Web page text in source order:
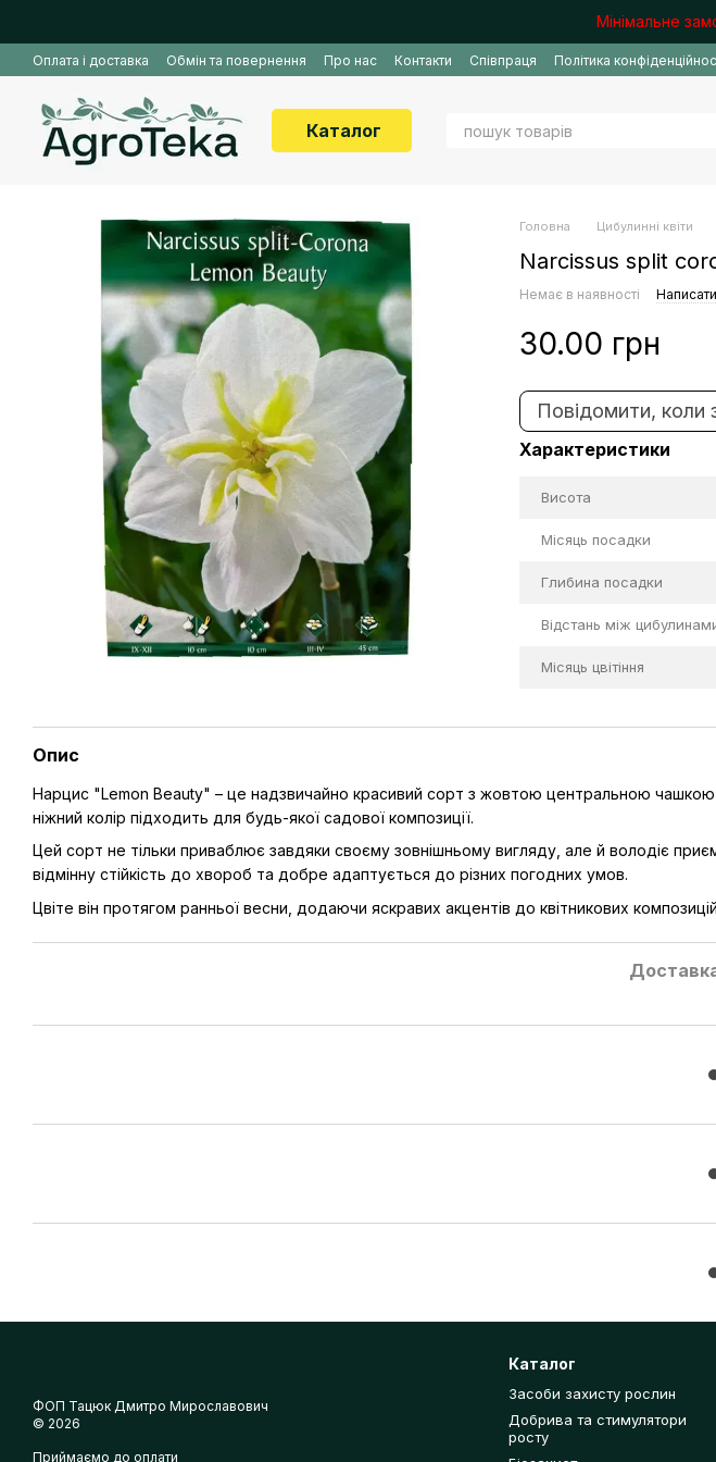
Мінімальне
Оплата і доставка Обмін та повернення Про нас Контакти Співпраця Політика
Каталог
Головна Цибулинні квіти
Narcissus split
Немає в наявності
30.00 грн
Повідомити, коли
Характеристики
Висота
Місяць посадки
Глибина посадки
Відстань між
Місяць цвітіння
Опис
Нарцис "Lemon Beauty" – це надзвичайно красивий сорт з жовтою центральною
ніжний колір підходить для будь-якої садової композиції.
Цей сорт не тільки приваблює завдяки своєму зовнішньому вигляду, але й володіє
відмінну стійкість до хвороб та добре адаптується до різних погодних умов.
Цвіте він протягом ранньої весни, додаючи яскравих акцентів до квітникових
ФОП Тацюк Дмитро Мирославович
© 2026
Приймаємо до оплати
Каталог
Засоби захисту рослин
Добрива та стимулятори
росту